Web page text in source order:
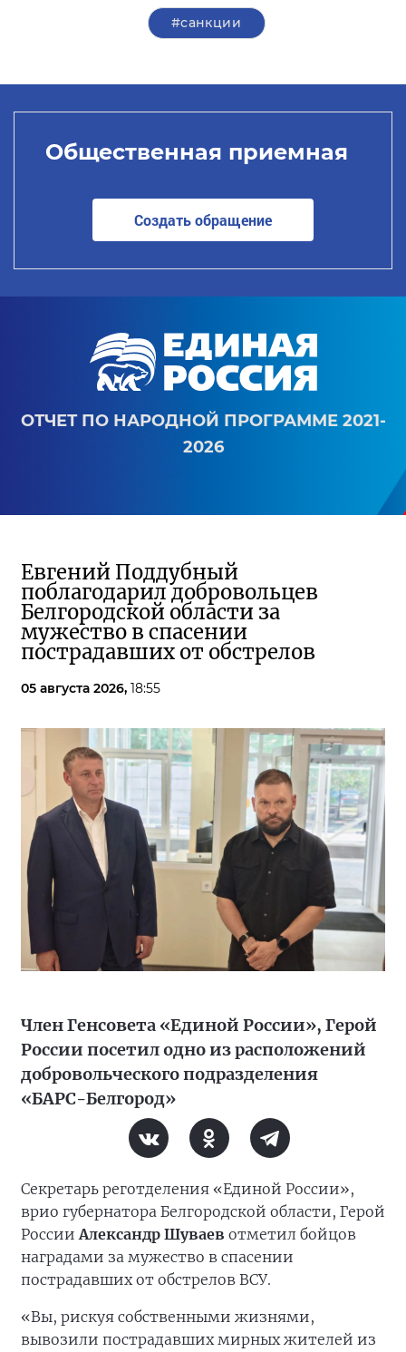
#санкции
Общественная приемная
Создать обращение
ОТЧЕТ ПО НАРОДНОЙ ПРОГРАММЕ 2021-
2026
Евгений Поддубный
поблагодарил добровольцев
Белгородской области за
мужество в спасении
пострадавших от обстрелов
05 августа 2026, 18:55
Член Генсовета «Единой России», Герой
России посетил одно из расположений
добровольческого подразделения
«БАРС-Белгород»
Секретарь реготделения «Единой России»,
врио губернатора Белгородской области, Герой
РоссииАлександр Шуваев отметил бойцов
наградами за мужество в спасении
пострадавших от обстрелов ВСУ.
«Вы, рискуя собственными жизнями,
вывозили пострадавших мирных жителей из